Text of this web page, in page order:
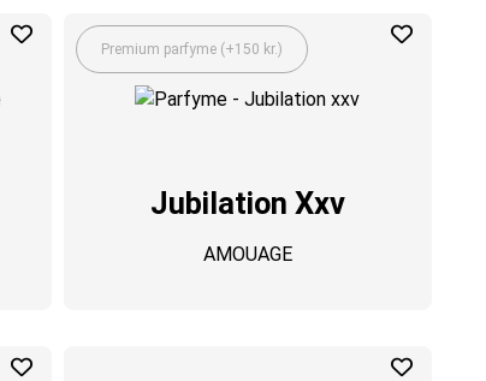
Premium parfyme (+150 kr.)
Jubilation Xxv
AMOUAGE